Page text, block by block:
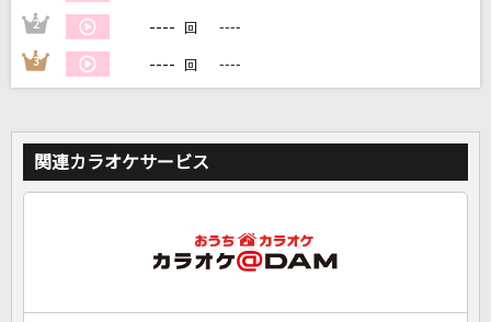
自宅でカラオケ歌い放題！
2 ---- 回 ----
3 ---- 回 ----
関連カラオケサービス